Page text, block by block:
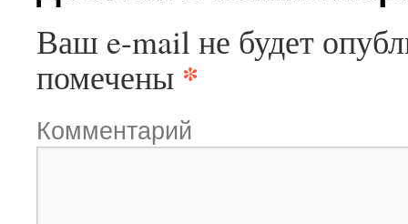
Ваш e-mail не будет
помечены *
Комментарий